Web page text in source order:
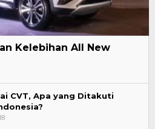
Kelebihan All New
CVT, Apa yang Ditakuti